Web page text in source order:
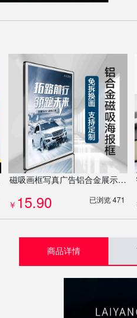
磁吸画框写真广告铝合金展示框宣传栏照片墙相框挂墙定制
￥ 15.90 已浏览 471
商品详情